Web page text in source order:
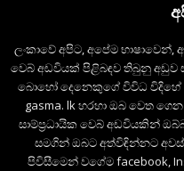
ලංකාවේ අපිට, අපේම
වෙබ් අඩවියක් පිළිබඳව තිබුනු අඩුව
බොහෝ දෙනෙකුගේ විවිධ විදිහේ
gasma. lk හරහා ඔබ වෙත
සාම්ප්‍රධායික වෙබ් අඩවියකින්
සමගින් ඔබට අත්විඳින්නට
පිවිසීමෙන් වගේම facebook,